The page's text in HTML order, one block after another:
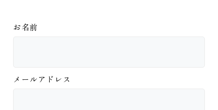
お名前
メールアドレス